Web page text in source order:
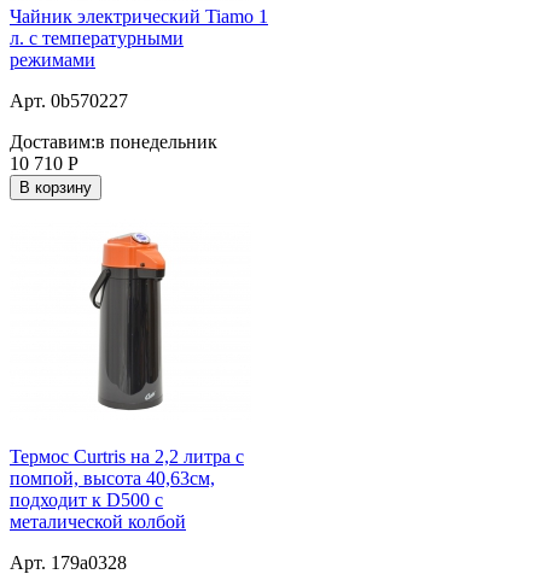
Чайник электрический Tiamo 1
л. c температурными
режимами
Арт. 0b570227
Доставим:в понедельник
10 710 Р
В корзину
Термос Curtris на 2,2 литра с
помпой, высота 40,63см,
подходит к D500 с
металической колбой
Арт. 179a0328